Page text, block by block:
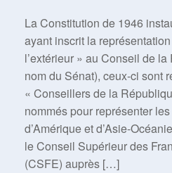
La Constitution de 1946
ayant inscrit la
l’extérieur » au Conseil de
nom du Sénat), ceux-ci sont
« Conseillers de la
nommés pour représenter
d’Amérique et d’Asie-
le Conseil Supérieur des
(CSFE) auprès […]